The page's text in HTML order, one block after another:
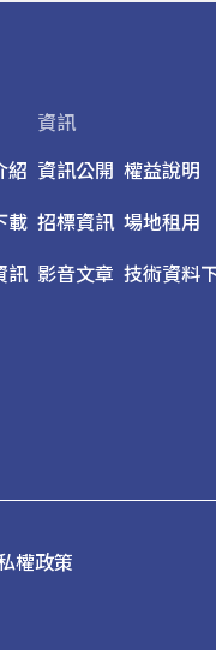
紹
載
訊
資訊
資訊公開
招標資訊
影音文章
權益說明
場地租用
技術資料
權政策